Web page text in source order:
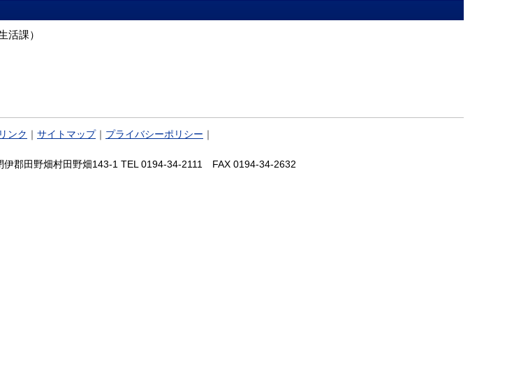
活課）
リンク サイトマップ｜ プライバシーポリシー
伊郡田野畑村田野畑143-1 TEL 0194-34-2111 FAX 0194-34-2632